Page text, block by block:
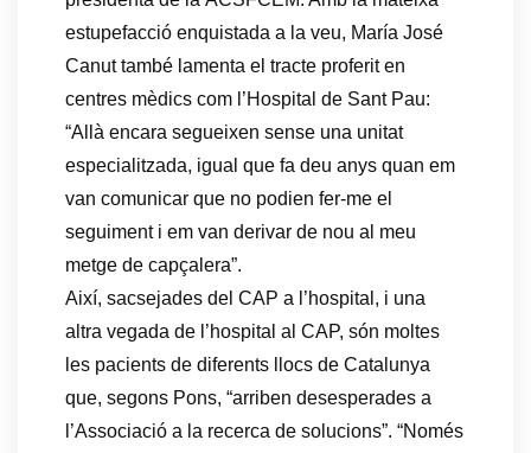
estupefacció enquistada a la veu, María José
Canut també lamenta el tracte proferit en
centres mèdics com l’Hospital de Sant Pau:
“Allà encara segueixen sense una unitat
especialitzada, igual que fa deu anys quan em
van comunicar que no podien fer-me el
seguiment i em van derivar de nou al meu
metge de capçalera”.
Així, sacsejades del CAP a l’hospital, i una
altra vegada de l’hospital al CAP, són moltes
les pacients de diferents llocs de Catalunya
que, segons Pons, “arriben desesperades a
l’Associació a la recerca de solucions”. “Només